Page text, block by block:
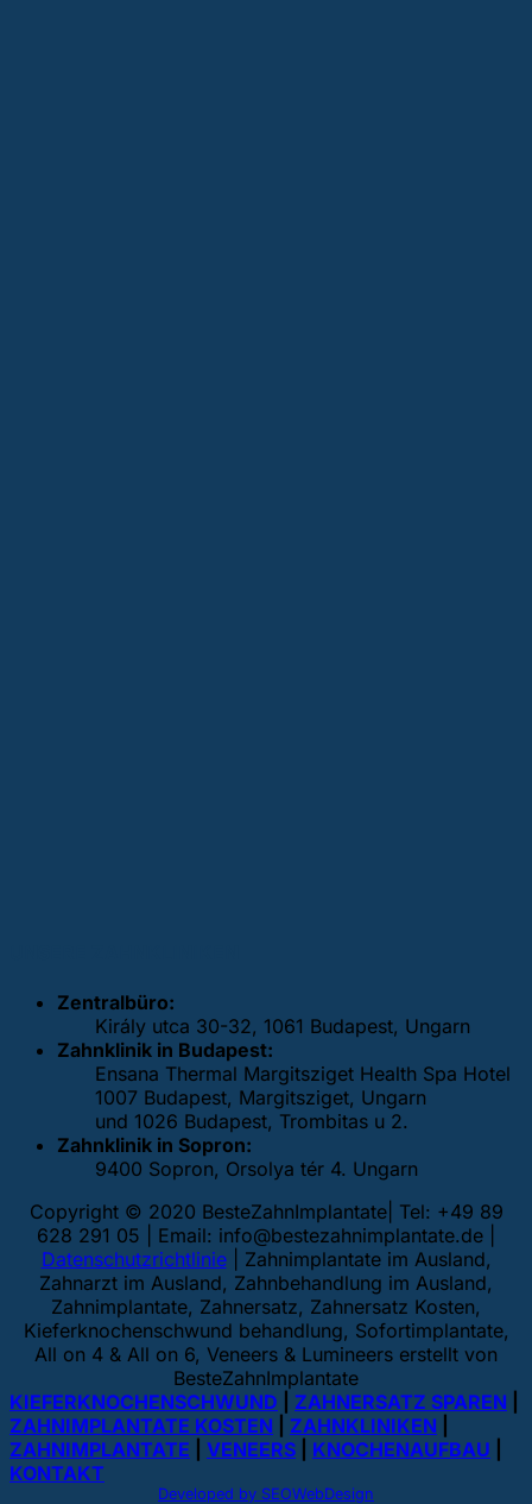
Zentralbüro:
Király utca 30-32, 1061 Budapest, Ungarn
Zahnklinik in Budapest:
Ensana Thermal Margitsziget Health Spa Hotel
1007 Budapest, Margitsziget, Ungarn
und 1026 Budapest, Trombitas u 2.
Zahnklinik in Sopron:
9400 Sopron, Orsolya tér 4. Ungarn
Copyright © 2020 BesteZahnImplantate| Tel: +49 89
628 291 05 | Email: info@bestezahnimplantate.de
Datenschutzrichtlinie| Zahnimplantate im Ausland,
Zahnarzt im Ausland, Zahnbehandlung im Ausland,
Zahnimplantate, Zahnersatz, Zahnersatz Kosten,
Kieferknochenschwund behandlung, Sofortimplantate,
All on 4 & All on 6, Veneers & Lumineers erstellt von
BesteZahnImplantate
KIEFERKNOCHENSCHWUND
ZAHNERSATZ SPAREN
ZAHNIMPLANTATE KOSTEN
ZAHNKLINIKEN
ZAHNIMPLANTATE
VENEERS KNOCHENAUFBAU
KONTAKT
Developed by SEOWebDesign